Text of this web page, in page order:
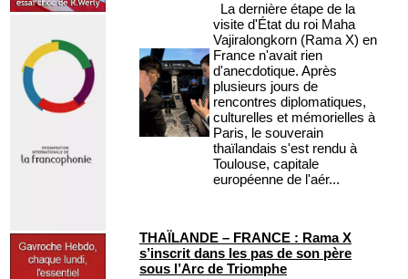
La dernière étape de la
visite d'État du roi Maha
Vajiralongkorn (Rama X) en
France n'avait rien
d'anecdotique. Après
plusieurs jours de
rencontres diplomatiques,
culturelles et mémorielles à
Paris, le souverain
thaïlandais s'est rendu à
Toulouse, capitale
européenne de l'aér...
THAÏLANDE – FRANCE : Rama X
s’inscrit dans les pas de son père
sous l’Arc de Triomphe